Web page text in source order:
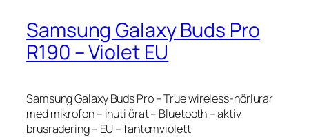
Samsung Galaxy Buds Pro
R190 – Violet EU
Samsung Galaxy Buds Pro – True wireless-hörlurar
med mikrofon – inuti örat – Bluetooth – aktiv
brusradering – EU – fantomviolett